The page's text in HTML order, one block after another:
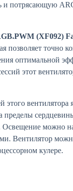
и потрясающую
(XF092)
точно
оптимальной
этот
вентилятора
Освещение можно
Вентилятор
кулере.